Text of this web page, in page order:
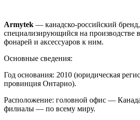
Armytek — канадско‑российский бренд,
специализирующийся на производстве
фонарей и аксессуаров к ним.
Основные сведения:
Год основания: 2010 (юридическая
провинция Онтарио).
Расположение: головной офис —
филиалы — по всему миру.